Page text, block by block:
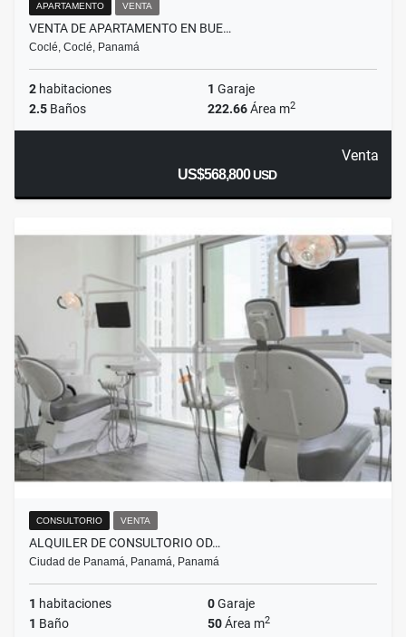
APARTAMENTO VENTA
VENTA DE APARTAMENTO EN BUE…
Coclé, Coclé, Panamá
2 habitaciones 1 Garaje
2.5 Baños 222.66Área m2
Venta
US$568,800USD
CONSULTORIO VENTA
ALQUILER DE CONSULTORIO OD…
Ciudad de Panamá, Panamá, Panamá
1 habitaciones 0Garaje
1 Baño 50Área m2